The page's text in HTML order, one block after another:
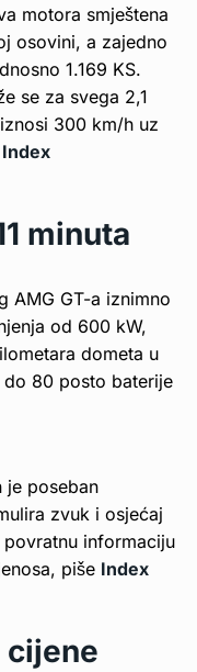
motora smještena
osovini, a zajedno
1.169 KS.
se za svega 2,1
300 km/h uz
Index
minuta
AMG GT-a iznimno
od 600 kW,
dometa u
do 80 posto baterije
je poseban
zvuk i osjećaj
informaciju
piše Index